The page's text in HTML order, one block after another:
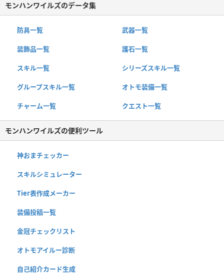
モンハンワイルズのデータ集
防具一覧 武器一覧
装飾品一覧 護石一覧
スキル一覧 シリーズスキル一覧
グループスキル一覧 オトモ装備一覧
チャーム一覧 クエスト一覧
モンハンワイルズの便利ツール
神おまチェッカー
スキルシミュレーター
Tier表作成メーカー
装備投稿一覧
金冠チェックリスト
オトモアイルー診断
自己紹介カード生成